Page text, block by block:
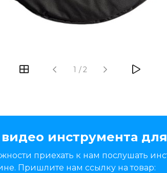
1 /2
инструмента
приехать к нам послушать
Пришлите нам ссылку на товар: